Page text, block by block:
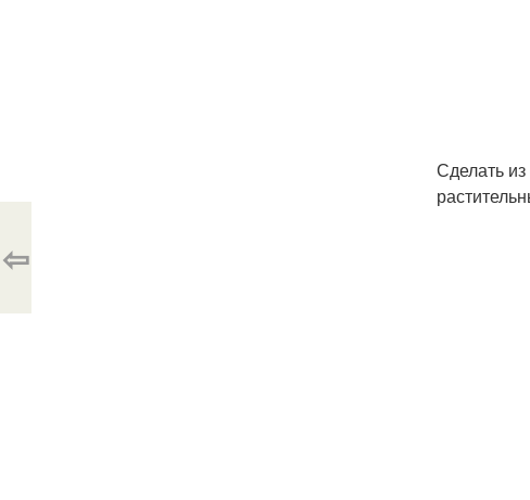
Сделать
⇦